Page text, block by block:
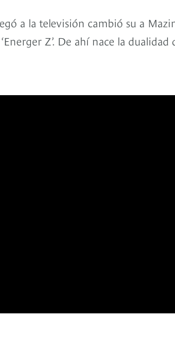
a la televisión cambió su a
Z’. De ahí nace la dualidad